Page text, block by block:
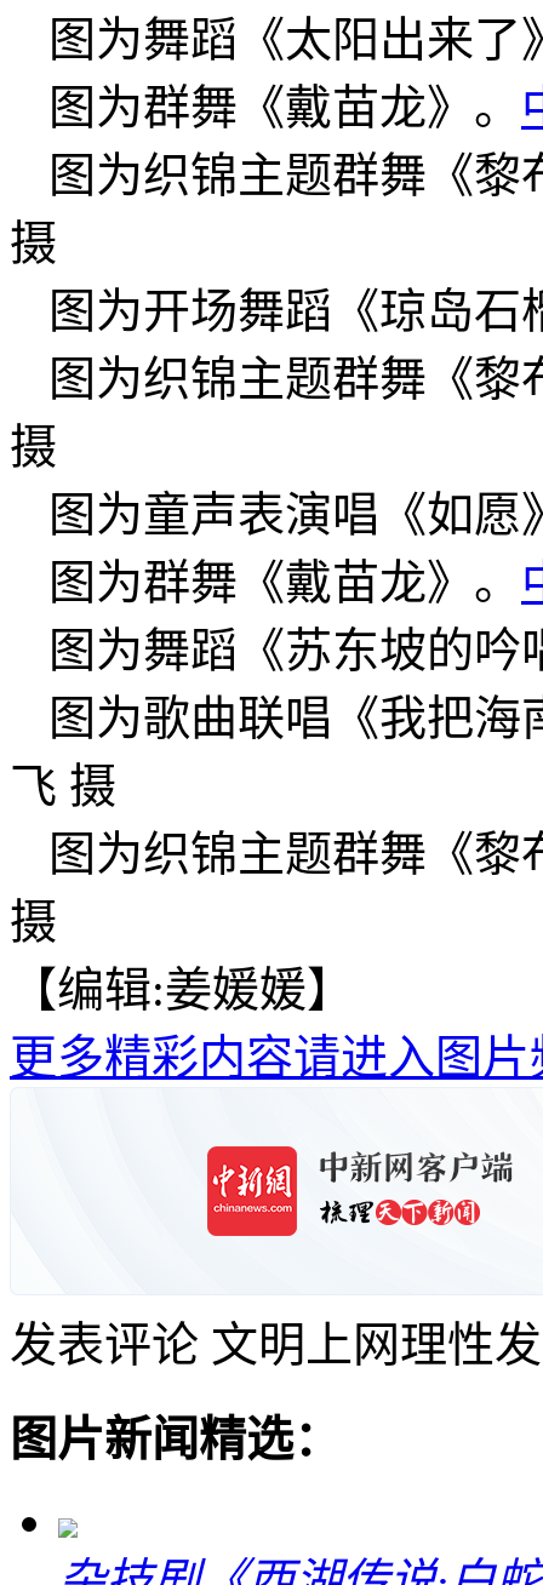
图为舞蹈《太阳出来了
图为群舞《戴苗龙》。
图为织锦主题群舞《黎
摄
图为开场舞蹈《琼岛石
图为织锦主题群舞《黎
摄
图为童声表演唱《如愿
图为群舞《戴苗龙》。
图为舞蹈《苏东坡的吟
图为歌曲联唱《我把海
飞 摄
图为织锦主题群舞《黎
摄
【编辑:姜媛媛】
更多精彩内容请进入图片
发表评论 文明上网理性
图片新闻精选：